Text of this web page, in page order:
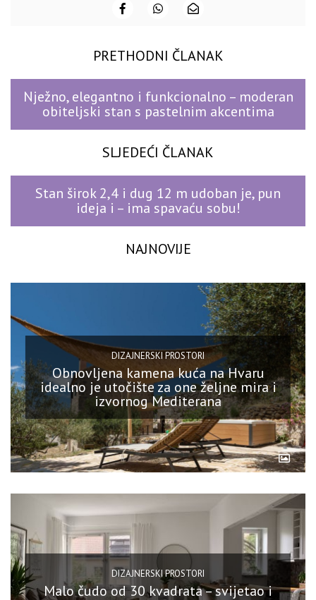
PRETHODNI ČLANAK
Nježno, elegantno i funkcionalno – moderan
obiteljski stan s pastelnim akcentima
SLJEDEĆI ČLANAK
Stan širok 2,4 i dug 12 m udoban je, pun
ideja i – ima spavaću sobu!
NAJNOVIJE
DIZAJNERSKI PROSTORI
Obnovljena kamena kuća na Hvaru
idealno je utočište za one željne mira i
izvornog Mediterana
DIZAJNERSKI PROSTORI
Malo čudo od 30 kvadrata – svijetao i